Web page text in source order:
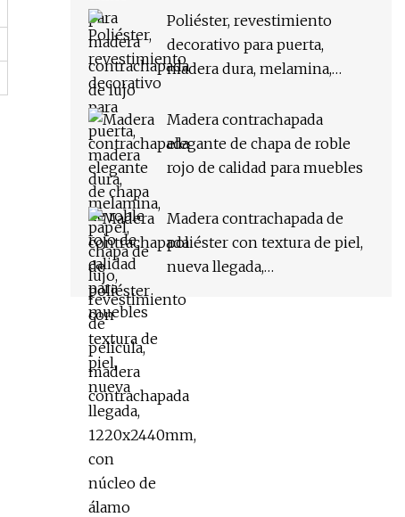
Poliéster, revestimiento
decorativo para puerta,
madera dura, melamina,
revestimiento de película,
madera contrachapada
Madera contrachapada
elegante de chapa de roble
rojo de calidad para muebles
Madera contrachapada de
poliéster con textura de piel,
nueva llegada,
1220x2440mm, con núcleo